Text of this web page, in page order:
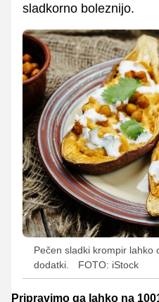
sladkorno boleznijo.
Pečen sladki krompir lahko
dodatki.
FOTO: iStock
Pripravimo ga lahko na